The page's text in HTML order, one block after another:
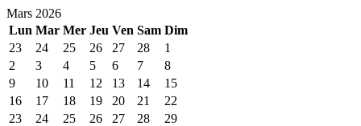
Mars 2026
Lun Mar Mer Jeu Ven Sam Dim
23
24 25 26 27 28
1
2
3 4 5 6 7
8
9
10 11 12 13 14
15
16
17 18 19 20 21
22
23
24 25 26 27 28 29